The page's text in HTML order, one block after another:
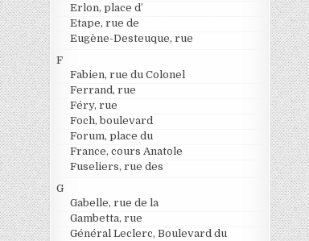
Erlon, place d’
Etape, rue de
Eugène-Desteuque, rue
F
Fabien, rue du Colonel
Ferrand, rue
Féry, rue
Foch, boulevard
Forum, place du
France, cours Anatole
Fuseliers, rue des
G
Gabelle, rue de la
Gambetta, rue
Général Leclerc, Boulevard du